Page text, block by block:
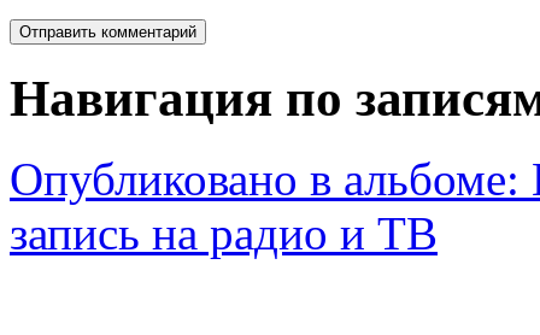
Навигация по
Опубликовано в альбоме:
запись на радио и ТВ